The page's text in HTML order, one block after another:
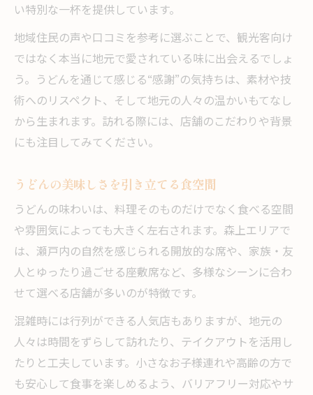
い特別な一杯を提供しています。
地域住民の声や口コミを参考に選ぶことで、観光客向け
ではなく本当に地元で愛されている味に出会えるでしょ
う。うどんを通じて感じる“感謝”の気持ちは、素材や技
術へのリスペクト、そして地元の人々の温かいもてなし
から生まれます。訪れる際には、店舗のこだわりや背景
にも注目してみてください。
うどんの美味しさを引き立てる食空間
うどんの味わいは、料理そのものだけでなく食べる空間
や雰囲気によっても大きく左右されます。森上エリアで
は、瀬戸内の自然を感じられる開放的な席や、家族・友
人とゆったり過ごせる座敷席など、多様なシーンに合わ
せて選べる店舗が多いのが特徴です。
混雑時には行列ができる人気店もありますが、地元の
人々は時間をずらして訪れたり、テイクアウトを活用し
たりと工夫しています。小さなお子様連れや高齢の方で
も安心して食事を楽しめるよう、バリアフリー対応やサ